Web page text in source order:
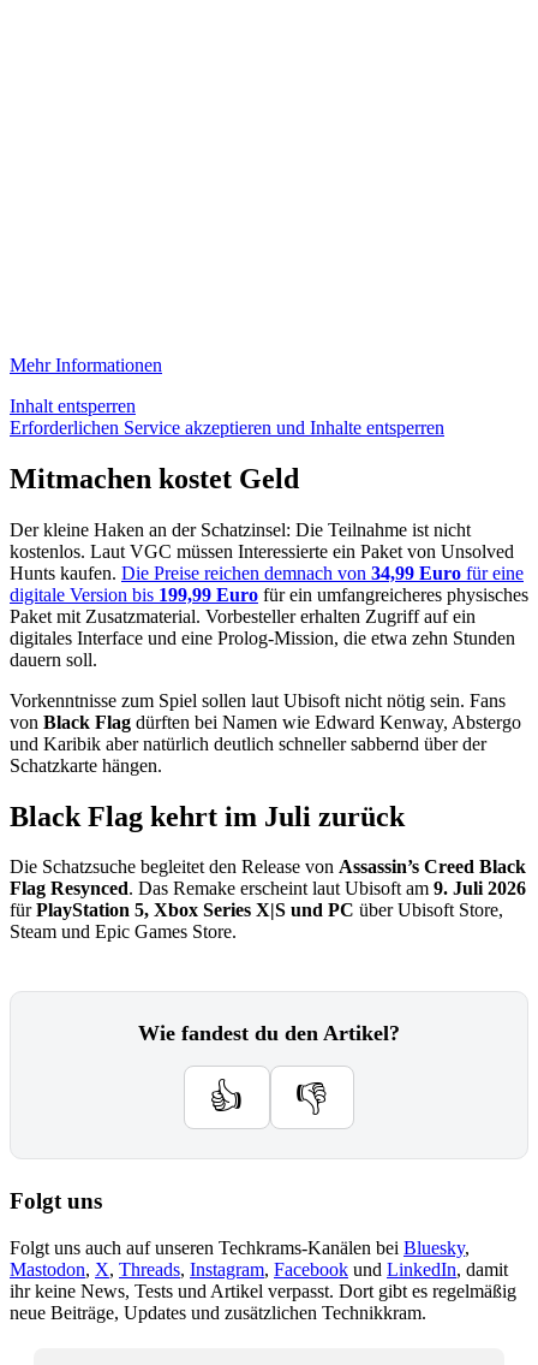
Mehr Informationen
Inhalt entsperren
Erforderlichen Service akzeptieren und Inhalte entsperren
Mitmachen kostet Geld
Der kleine Haken an der Schatzinsel: Die Teilnahme ist nicht
kostenlos. Laut VGC müssen Interessierte ein Paket von Unsolved
Hunts kaufen. Die Preise reichen demnach von 34,99 Euro für eine
digitale Version bis 199,99 Euro für ein umfangreicheres physisches
Paket mit Zusatzmaterial. Vorbesteller erhalten Zugriff auf ein
digitales Interface und eine Prolog-Mission, die etwa zehn Stunden
dauern soll.
Vorkenntnisse zum Spiel sollen laut Ubisoft nicht nötig sein. Fans
von Black Flag dürften bei Namen wie Edward Kenway, Abstergo
und Karibik aber natürlich deutlich schneller sabbernd über der
Schatzkarte hängen.
Black Flag kehrt im Juli zurück
Die Schatzsuche begleitet den Release von Assassin’s Creed Black
Flag Resynced. Das Remake erscheint laut Ubisoft am 9. Juli 2026
fürPlayStation 5, Xbox Series X|S und PC über Ubisoft Store,
Steam und Epic Games Store.
Wie fandest du den Artikel?
👍 👎
Folgt uns
Folgt uns auch auf unseren Techkrams-Kanälen bei Bluesky,
Mastodon, X, Threads, Instagram, Facebook und LinkedIn, damit
ihr keine News, Tests und Artikel verpasst. Dort gibt es regelmäßig
neue Beiträge, Updates und zusätzlichen Technikkram.